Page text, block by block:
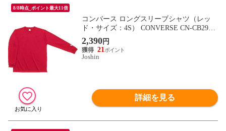
8/8時点_ポイント最大11倍
コンバース ロングスリーブシャツ（レッ
ド・サイズ：4S） CONVERSE CN-CB2913
24L-6400-4S 【返品種別A】
2,390円
21
Joshin
詳細を見る